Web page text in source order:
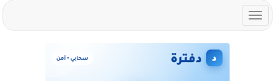
Toggle
navigation